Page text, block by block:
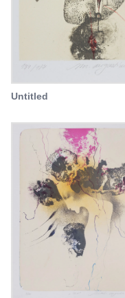
Untitled